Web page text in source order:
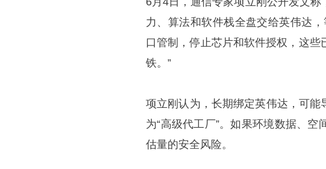
力、算法和软件栈全盘交给英伟达
口管制，停止芯片和软件授权，这
铁。”
项立刚认为，长期绑定英伟达，可
为“高级代工厂”。如果环境数据、
估量的安全风险。